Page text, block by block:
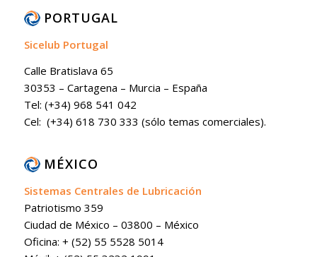
PORTUGAL
Sicelub Portugal
Calle Bratislava 65
30353 – Cartagena – Murcia – España
Tel: (+34) 968 541 042
Cel: (+34) 618 730 333 (sólo temas comerciales).
MÉXICO
Sistemas Centrales de Lubricación
Patriotismo 359
Ciudad de México – 03800 – México
Oficina: + (52) 55 5528 5014